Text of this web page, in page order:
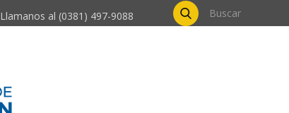
Llamanos al (0381) ​497-9088